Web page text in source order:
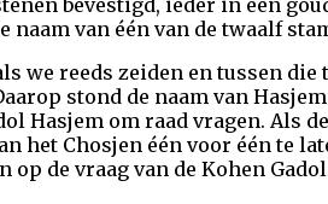
bevestigd, ieder in een
naam van één van de twaalf
we reeds zeiden en tussen
stond de naam van
Hasjem om raad vragen. Als
het Chosjen één voor één te
de vraag van de Kohen